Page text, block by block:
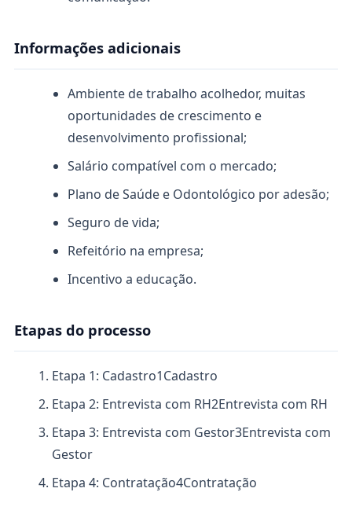
Informações adicionais
Ambiente de trabalho acolhedor, muitas
oportunidades de crescimento e
desenvolvimento profissional;
Salário compatível com o mercado;
Plano de Saúde e Odontológico por adesão;
Seguro de vida;
Refeitório na empresa;
Incentivo a educação.
Etapas do processo
Etapa 1: Cadastro1Cadastro
Etapa 2: Entrevista com RH2Entrevista com RH
Etapa 3: Entrevista com Gestor3Entrevista com
Gestor
Etapa 4: Contratação4Contratação